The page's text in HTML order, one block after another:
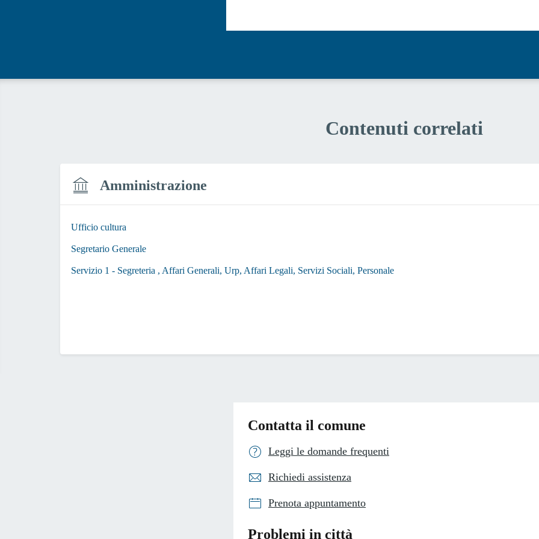
Contenuti correlati
Amministrazione
Ufficio cultura
Segretario Generale
Servizio 1 - Segreteria , Affari Generali, Urp, Affari Legali, Servizi Sociali, Personale
Contatta il comune
Leggi le domande frequenti
Richiedi assistenza
Prenota appuntamento
Problemi in città